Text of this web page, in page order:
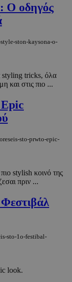
Ο οδηγός
ston-kaysona-o-
styling tricks, όλα
και στις πιο ...
Epic
sto-prwto-epic-
stylish κοινό της
πριν ...
sto-1o-festibal-
look.